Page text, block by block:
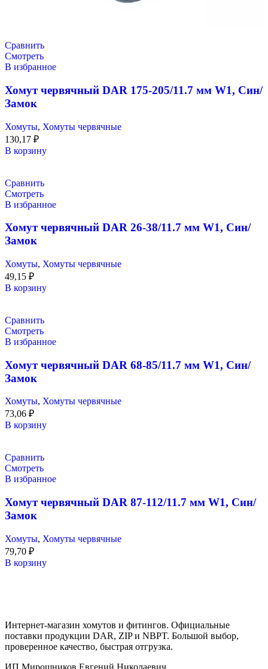
Сравнить
Смотреть
В избранное
Хомут червячный DAR 175-205/11.7 мм W1, Син/
Замок
Хомуты, Хомуты червячные
130,17 ₽
В корзину
Сравнить
Смотреть
В избранное
Хомут червячный DAR 26-38/11.7 мм W1, Син/
Замок
Хомуты, Хомуты червячные
49,15 ₽
В корзину
Сравнить
Смотреть
В избранное
Хомут червячный DAR 68-85/11.7 мм W1, Син/
Замок
Хомуты, Хомуты червячные
73,06 ₽
В корзину
Сравнить
Смотреть
В избранное
Хомут червячный DAR 87-112/11.7 мм W1, Син/
Замок
Хомуты, Хомуты червячные
79,70 ₽
В корзину
Интернет-магазин хомутов и фитингов. Официальные
поставки продукции DAR, ZIP и NBPT. Большой выбор,
проверенное качество, быстрая отгрузка.
ИП Мирошников Евгений Николаевич